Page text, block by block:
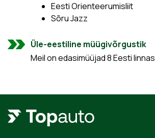
Eesti Orienteerumisliit
Sõru Jazz
Üle-eestiline müügivõrgustik
Meil on edasimüüjad 8 Eesti linnas